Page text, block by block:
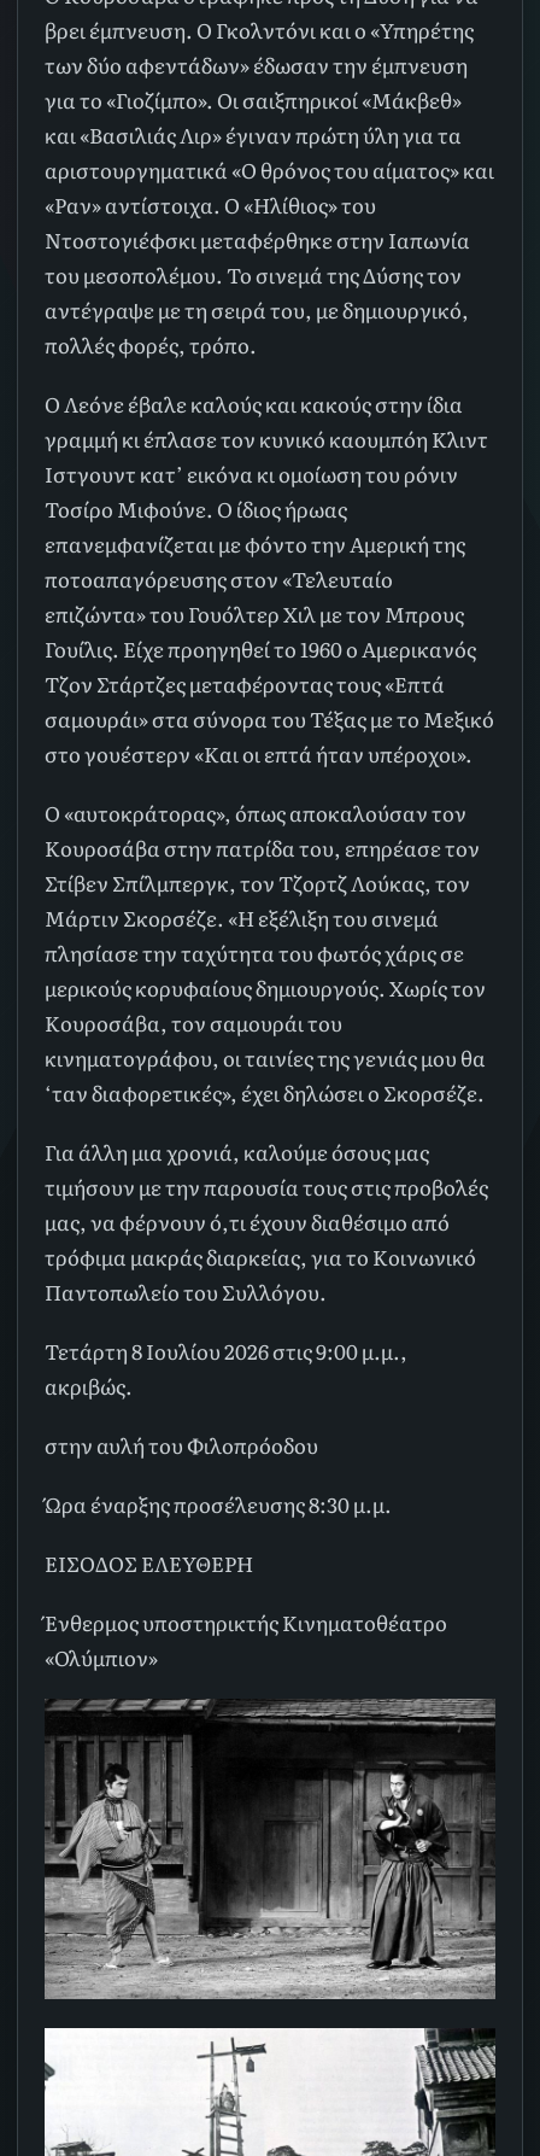
βρει έμπνευση. Ο Γκολντόνι και ο «Υπηρέτης
των δύο αφεντάδων» έδωσαν την έμπνευση
για το «Γιοζίμπο». Οι σαιξπηρικοί «Μάκβεθ»
και «Βασιλιάς Λιρ» έγιναν πρώτη ύλη για τα
αριστουργηματικά «Ο θρόνος του αίματος» και
«Ραν» αντίστοιχα. Ο «Ηλίθιος» του
Ντοστογιέφσκι μεταφέρθηκε στην Ιαπωνία
του μεσοπολέμου. Το σινεμά της Δύσης τον
αντέγραψε με τη σειρά του, με δημιουργικό,
πολλές φορές, τρόπο.
Ο Λεόνε έβαλε καλούς και κακούς στην ίδια
γραμμή κι έπλασε τον κυνικό καουμπόη Κλιντ
Ιστγουντ κατ’ εικόνα κι ομοίωση του ρόνιν
Τοσίρο Μιφούνε. Ο ίδιος ήρωας
επανεμφανίζεται με φόντο την Αμερική της
ποτοαπαγόρευσης στον «Τελευταίο
επιζώντα» του Γουόλτερ Χιλ με τον Μπρους
Γουίλις. Είχε προηγηθεί το 1960 ο Αμερικανός
Τζον Στάρτζες μεταφέροντας τους «Επτά
σαμουράι» στα σύνορα του Τέξας με το Μεξικό
στο γουέστερν «Και οι επτά ήταν υπέροχοι».
Ο «αυτοκράτορας», όπως αποκαλούσαν τον
Κουροσάβα στην πατρίδα του, επηρέασε τον
Στίβεν Σπίλμπεργκ, τον Τζορτζ Λούκας, τον
Μάρτιν Σκορσέζε. «Η εξέλιξη του σινεμά
πλησίασε την ταχύτητα του φωτός χάρις σε
μερικούς κορυφαίους δημιουργούς. Χωρίς τον
Κουροσάβα, τον σαμουράι του
κινηματογράφου, οι ταινίες της γενιάς μου θα
‘ταν διαφορετικές», έχει δηλώσει ο Σκορσέζε.
Για άλλη μια χρονιά, καλούμε όσους μας
τιμήσουν με την παρουσία τους στις προβολές
μας, να φέρνουν ό,τι έχουν διαθέσιμο από
τρόφιμα μακράς διαρκείας, για το Κοινωνικό
Παντοπωλείο του Συλλόγου.
Τετάρτη 8 Ιουλίου 2026 στις 9:00 μ.μ.,
ακριβώς.
στην αυλή του Φιλοπρόοδου
Ώρα έναρξης προσέλευσης 8:30 μ.μ.
ΕΙΣΟΔΟΣ ΕΛΕΥΘΕΡΗ
Ένθερμος υποστηρικτής Κινηματοθέατρο
«Ολύμπιον»